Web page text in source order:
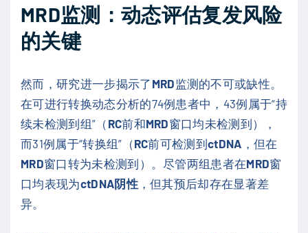
MRD监测：动态评估复发风险
的关键
然而，研究进一步揭示了 MRD 监测的不可或缺性。
在可进行转换动态分析的74例患者中，43例属于“持
续未检测到组”（ RC前和MRD窗口均未检测到），
而31例属于“转换组”（RC前可检测到ctDNA ，但在
MRD窗口转为未检测到）。尽管两组患者在MRD窗
口均表现为ctDNA阴性，但其预后却存在显著差
异。